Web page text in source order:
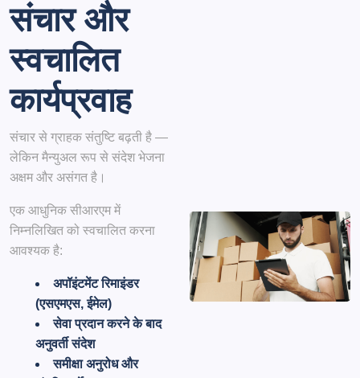
संचार और
स्वचालित
कार्यप्रवाह
संचार से ग्राहक संतुष्टि बढ़ती है —
लेकिन मैन्युअल रूप से संदेश भेजना
अक्षम और असंगत है।
एक आधुनिक सीआरएम में
निम्नलिखित को स्वचालित करना
आवश्यक है:
अपॉइंटमेंट रिमाइंडर
(एसएमएस, ईमेल)
सेवा प्रदान करने के बाद
अनुवर्ती संदेश
समीक्षा अनुरोध और